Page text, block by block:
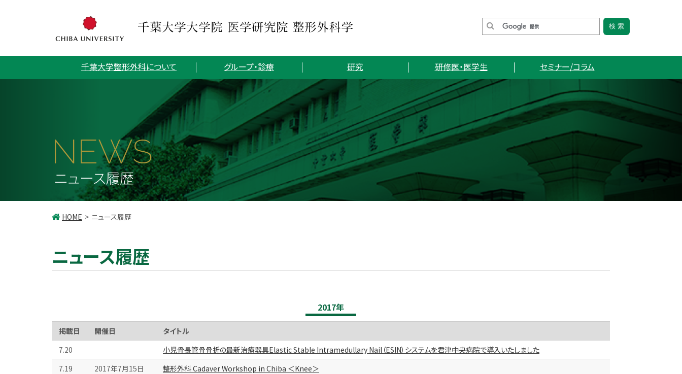
千葉大学整形外科について グループ・診療 研究 研修医・医学生 セミナー/コラム
NEWS
ニュース履歴
HOME ニュース履歴
ニュース履歴
2017年
掲載日 開催日
タイトル
7.20
小児骨長管骨骨折の最新治療器具Elastic Stable Intramedullary Nail（ESIN）システムを君津中央病院で導入いたしました
7.19
2017年7月15日
整形外科 Cadaver Workshop in Chiba ＜Knee＞